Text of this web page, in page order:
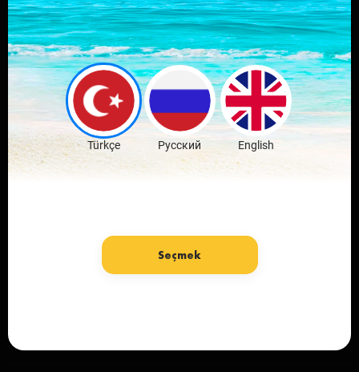
Скачай мобильное
приложение
любимого города
Скачать бесплатно
Türkçe Русский English
Seçmek